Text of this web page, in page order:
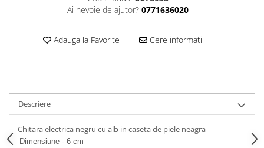
Papusi miniaturale
Casute de papusi
MACHETE MOTOCICLETE SI
BICICLETE
MACHETE NAVE MILITARE –
MACHETE VEHICULE INTERVENTIE
MINI DIORAME
Seturi HOTWHEELS
Articole Petrecere
ARTICOLE PENTRU VALENTINE'S
BALOANE MUZICALE
BALOANE SUPERSHAPE SI JUMBO
NOU
Ai nevoie de ajutor? 0771636020
Adauga la Favorite Cere informatii
Descriere
Chitara electrica negru cu alb in caseta de piele neagra
Dimensiune - 6 cm